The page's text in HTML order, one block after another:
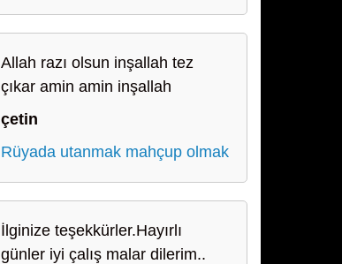
Allah razı olsun inşallah tez
çıkar amin amin inşallah
çetin
Rüyada utanmak mahçup olmak
İlginize teşekkürler.Hayırlı
günler iyi çalış malar dilerim..